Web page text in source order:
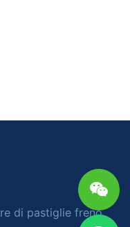
nella manutenzione dei
di pastiglie freno